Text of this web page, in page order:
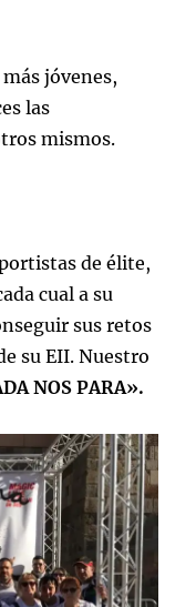
jóvenes,
las
mismos.
de élite,
cual a su
sus retos
su EII. Nuestro
NOS PARA».